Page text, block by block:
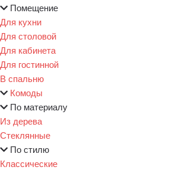
Помещение
Для кухни
Для столовой
Для кабинета
Для гостинной
В спальню
Комоды
По материалу
Из дерева
Стеклянные
По стилю
Классические